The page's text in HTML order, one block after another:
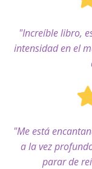
"Increíble libro,
intensidad en el
"Me está
a la vez
parar de